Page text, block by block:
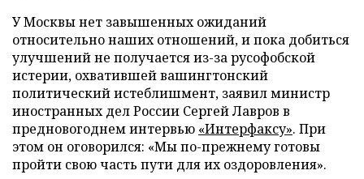
У Москвы нет завышенных ожиданий
относительно наших отношений, и пока добиться
улучшений не получается из-за русофобской
истерии, охватившей вашингтонский
политический истеблишмент, заявил министр
иностранных дел России Сергей Лавров в
предновогоднем интервью «Интерфаксу». При
этом он оговорился: «Мы по-прежнему готовы
пройти свою часть пути для их оздоровления».